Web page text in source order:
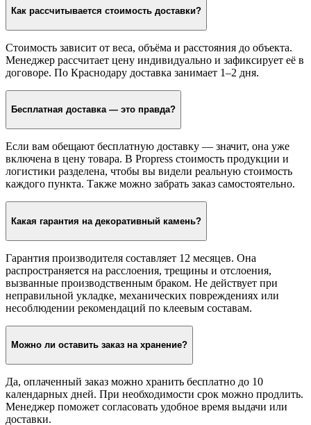
Как рассчитывается стоимость доставки?
Стоимость зависит от веса, объёма и расстояния до объекта.
Менеджер рассчитает цену индивидуально и зафиксирует её в
договоре. По Краснодару доставка занимает 1–2 дня.
Бесплатная доставка — это правда?
Если вам обещают бесплатную доставку — значит, она уже
включена в цену товара. В Propress стоимость продукции и
логистики разделена, чтобы вы видели реальную стоимость
каждого пункта. Также можно забрать заказ самостоятельно.
Какая гарантия на декоративный камень?
Гарантия производителя составляет 12 месяцев. Она
распространяется на расслоения, трещины и отслоения,
вызванные производственным браком. Не действует при
неправильной укладке, механических повреждениях или
несоблюдении рекомендаций по клеевым составам.
Можно ли оставить заказ на хранение?
Да, оплаченный заказ можно хранить бесплатно до 10
календарных дней. При необходимости срок можно продлить.
Менеджер поможет согласовать удобное время выдачи или
доставки.